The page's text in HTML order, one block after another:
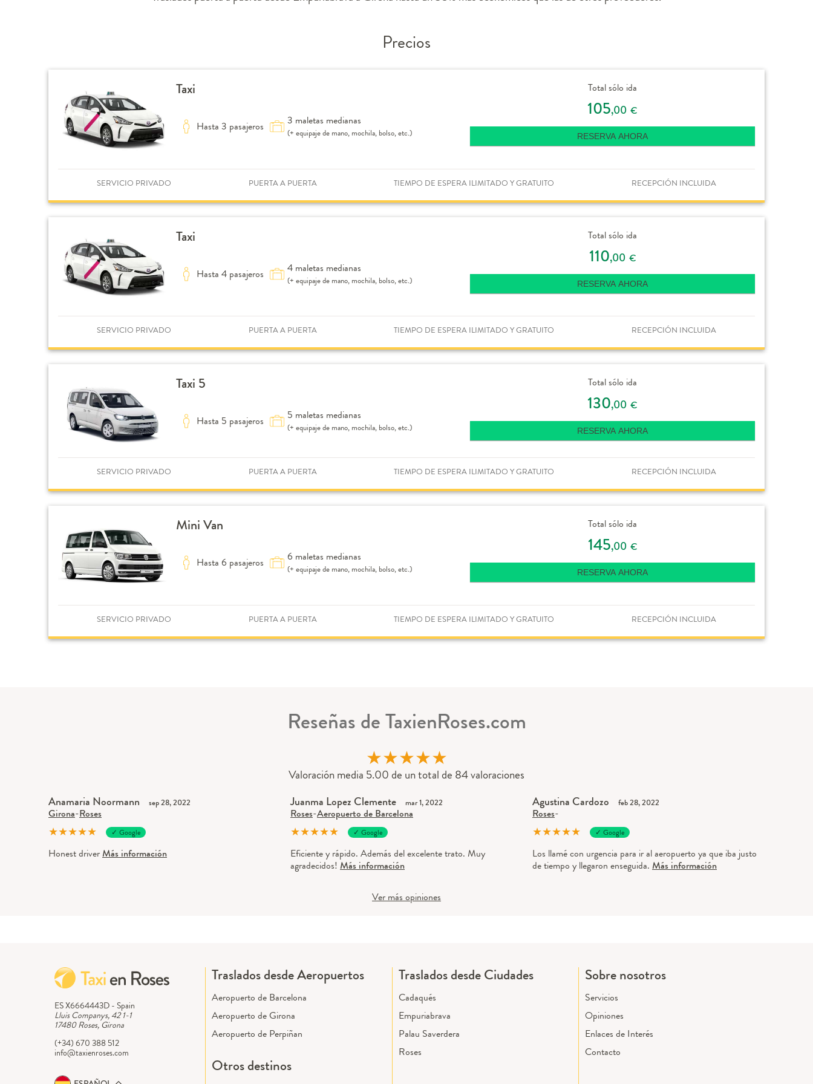
Precios
Taxi
Hasta 3 pasajeros 3 maletas medianas
(+ equipaje de mano, mochila, bolso, etc.)
Total sólo ida
105,00 €
RESERVA AHORA
SERVICIO PRIVADO PUERTA A PUERTA TIEMPO DE ESPERA ILIMITADO Y GRATUITO RECEPCIÓN INCLUIDA
Taxi
Hasta 4 pasajeros 4 maletas medianas
(+ equipaje de mano, mochila, bolso, etc.)
Total sólo ida
110,00 €
RESERVA AHORA
SERVICIO PRIVADO PUERTA A PUERTA TIEMPO DE ESPERA ILIMITADO Y GRATUITO RECEPCIÓN INCLUIDA
Taxi 5
Hasta 5 pasajeros 5 maletas medianas
(+ equipaje de mano, mochila, bolso, etc.)
Total sólo ida
130,00 €
RESERVA AHORA
SERVICIO PRIVADO PUERTA A PUERTA TIEMPO DE ESPERA ILIMITADO Y GRATUITO RECEPCIÓN INCLUIDA
Mini Van
Hasta 6 pasajeros 6 maletas medianas
(+ equipaje de mano, mochila, bolso, etc.)
Total sólo ida
145,00 €
RESERVA AHORA
SERVICIO PRIVADO PUERTA A PUERTA TIEMPO DE ESPERA ILIMITADO Y GRATUITO RECEPCIÓN INCLUIDA
Reseñas de TaxienRoses.com
★★★★★
Valoración media 5.00 de un total de 84 valoraciones
Anamaria Noormann sep 28, 2022
Girona-Roses
★★★★★ ✓ Google
Honest driverMás información
Juanma Lopez Clemente mar 1, 2022
Roses-Aeropuerto de Barcelona
★★★★★ ✓ Google
Eficiente y rápido. Además del excelente trato. Muy
agradecidos! Más información
Agustina Cardozo feb 28, 2022
Roses-
★★★★★ ✓ Google
Los llamé con urgencia para ir al aeropuerto ya que iba justo
de tiempo y llegaron enseguida. Más información
Ver más opiniones
ES X6664443D - Spain
Lluis Companys, 42 1-1
17480 Roses, Girona
(+34) 670 388 512
info@taxienroses.com
Traslados desde Aeropuertos
Aeropuerto de Barcelona
Aeropuerto de Girona
Aeropuerto de Perpiñan
Otros destinos
Traslados desde Ciudades
Cadaqués
Empuriabrava
Palau Saverdera
Roses
Sobre nosotros
Servicios
Opiniones
Enlaces de Interés
Contacto